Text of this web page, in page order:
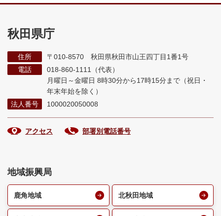
秋田県庁
住所
〒010-8570 秋田県秋田市山王四丁目1番1号
電話
018-860-1111（代表）
月曜日～金曜日 8時30分から17時15分まで （祝日・
年末年始を除く）
法人番号
1000020050008
アクセス 部署別電話番号
地域振興局
鹿角地域 北秋田地域